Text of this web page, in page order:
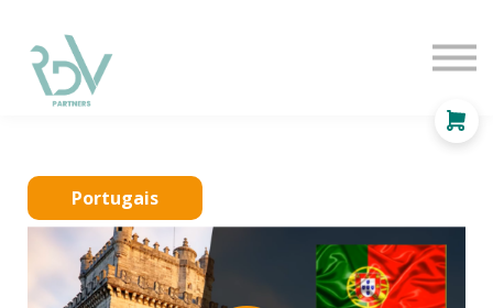
Se connecter
Portugais